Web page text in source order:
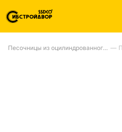
Песочницы из оцилиндрованного бревна —